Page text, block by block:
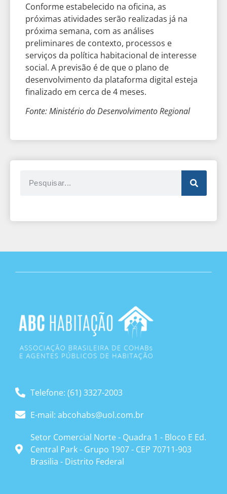
Conforme estabelecido na oficina, as
próximas atividades serão realizadas já na
próxima semana, com as análises
preliminares de contexto, processos e
serviços da política habitacional de interesse
social. A previsão é de que o plano de
desenvolvimento da plataforma digital esteja
finalizado em cerca de 4 meses.
Fonte: Ministério do Desenvolvimento Regional
Telefone: (61) 3327-2003
E-mail: abcohabs@uol.com.br
Setor Comercial Norte - Quadra 1 - Bloco E Ed.
Central Park - Grupo 1907 - CEP 70711-903
Brasilia - Distrito Federal